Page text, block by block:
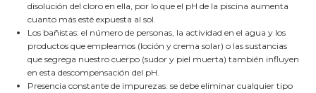
disolución del cloro en ella, por lo que el pH de la piscina aumenta
cuanto más esté expuesta al sol.
Los bañistas: el número de personas, la actividad en el agua y los
productos que empleamos (loción y crema solar) o las sustancias
que segrega nuestro cuerpo (sudor y piel muerta) también influyen
en esta descompensación del pH.
Presencia constante de impurezas: se debe eliminar cualquier tipo